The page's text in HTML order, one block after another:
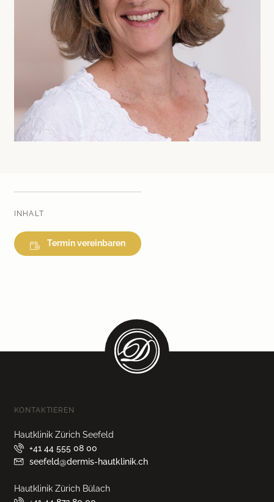
INHALT
Termin vereinbaren
Lasertherapie
Infusionstherapien
Dr. Sabine Bruckert Skincare
Medical Beauty Zürich Bülach
KONTAKTIEREN
Hautklinik Zürich Seefeld
+41 44 555 08 00
seefeld@dermis-hautklinik.ch
Hautklinik Zürich Bülach